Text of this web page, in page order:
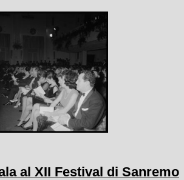
al XII Festival di Sanremo